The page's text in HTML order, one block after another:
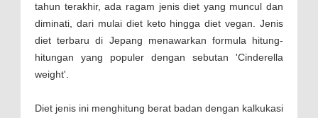
tahun terakhir, ada ragam jenis diet yang muncul dan
diminati, dari mulai diet keto hingga diet vegan. Jenis
diet terbaru di Jepang menawarkan formula hitung-
hitungan yang populer dengan sebutan 'Cinderella
weight'.
Diet jenis ini menghitung berat badan dengan kalkukasi